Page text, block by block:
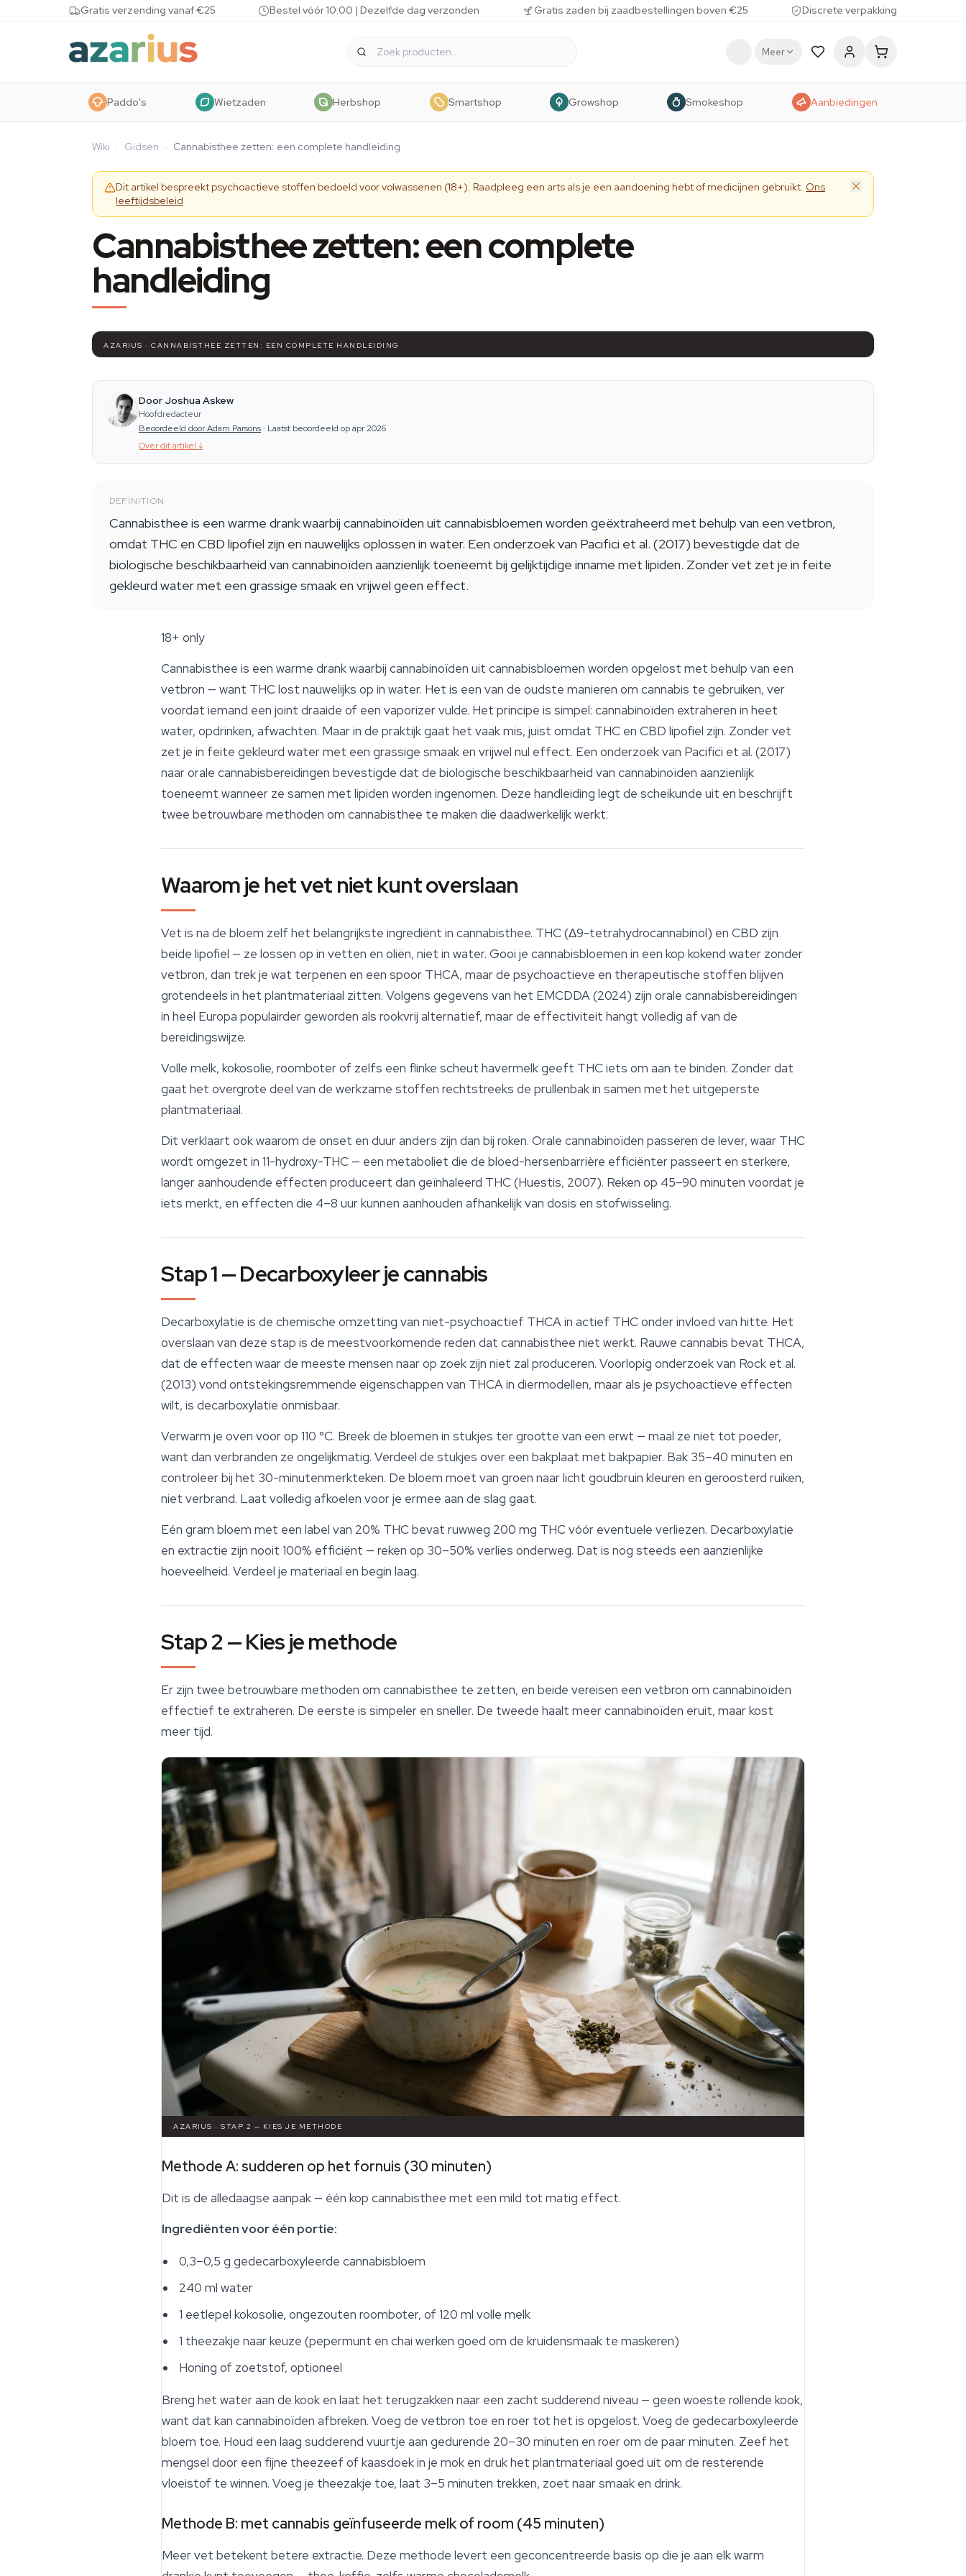
Skip to content Gratis verzending vanaf €25 Bestel vóór 10:00 | Dezelfde dag verzonden Gratis zaden bij zaadbestellingen boven €25 Discrete verpakking
Meer
Paddo's Wietzaden Herbshop Smartshop Growshop Smokeshop Aanbiedingen
Wiki · Gidsen · Cannabisthee zetten: een complete handleiding
Dit artikel bespreekt psychoactieve stoffen bedoeld voor volwassenen (18+). Raadpleeg een arts als je een aandoening hebt of medicijnen gebruikt. Ons
leeftijdsbeleid
Cannabisthee zetten: een complete
handleiding
AZARIUS · CANNABISTHEE ZETTEN: EEN COMPLETE HANDLEIDING
Door Joshua Askew
Hoofdredacteur
Beoordeeld door Adam Parsons · Laatst beoordeeld op apr 2026
Over dit artikel ↓
DEFINITION
Cannabisthee is een warme drank waarbij cannabinoïden uit cannabisbloemen worden geëxtraheerd met behulp van een vetbron,
omdat THC en CBD lipofiel zijn en nauwelijks oplossen in water. Een onderzoek van Pacifici et al. (2017) bevestigde dat de
biologische beschikbaarheid van cannabinoïden aanzienlijk toeneemt bij gelijktijdige inname met lipiden. Zonder vet zet je in feite
gekleurd water met een grassige smaak en vrijwel geen effect.
18+ only
Cannabisthee is een warme drank waarbij cannabinoïden uit cannabisbloemen worden opgelost met behulp van een
vetbron — want THC lost nauwelijks op in water. Het is een van de oudste manieren om cannabis te gebruiken, ver
voordat iemand een joint draaide of een vaporizer vulde. Het principe is simpel: cannabinoïden extraheren in heet
water, opdrinken, afwachten. Maar in de praktijk gaat het vaak mis, juist omdat THC en CBD lipofiel zijn. Zonder vet
zet je in feite gekleurd water met een grassige smaak en vrijwel nul effect. Een onderzoek van Pacifici et al. (2017)
naar orale cannabisbereidingen bevestigde dat de biologische beschikbaarheid van cannabinoïden aanzienlijk
toeneemt wanneer ze samen met lipiden worden ingenomen. Deze handleiding legt de scheikunde uit en beschrijft
twee betrouwbare methoden om cannabisthee te maken die daadwerkelijk werkt.
Waarom je het vet niet kunt overslaan
Vet is na de bloem zelf het belangrijkste ingrediënt in cannabisthee. THC (Δ9-tetrahydrocannabinol) en CBD zijn
beide lipofiel — ze lossen op in vetten en oliën, niet in water. Gooi je cannabisbloemen in een kop kokend water zonder
vetbron, dan trek je wat terpenen en een spoor THCA, maar de psychoactieve en therapeutische stoffen blijven
grotendeels in het plantmateriaal zitten. Volgens gegevens van het EMCDDA (2024) zijn orale cannabisbereidingen
in heel Europa populairder geworden als rookvrij alternatief, maar de effectiviteit hangt volledig af van de
bereidingswijze.
Volle melk, kokosolie, roomboter of zelfs een flinke scheut havermelk geeft THC iets om aan te binden. Zonder dat
gaat het overgrote deel van de werkzame stoffen rechtstreeks de prullenbak in samen met het uitgeperste
plantmateriaal.
Dit verklaart ook waarom de onset en duur anders zijn dan bij roken. Orale cannabinoïden passeren de lever, waar THC
wordt omgezet in 11-hydroxy-THC — een metaboliet die de bloed-hersenbarrière efficiënter passeert en sterkere,
langer aanhoudende effecten produceert dan geïnhaleerd THC (Huestis, 2007). Reken op 45–90 minuten voordat je
iets merkt, en effecten die 4–8 uur kunnen aanhouden afhankelijk van dosis en stofwisseling.
Stap 1 — Decarboxyleer je cannabis
Decarboxylatie is de chemische omzetting van niet-psychoactief THCA in actief THC onder invloed van hitte. Het
overslaan van deze stap is de meestvoorkomende reden dat cannabisthee niet werkt. Rauwe cannabis bevat THCA,
dat de effecten waar de meeste mensen naar op zoek zijn niet zal produceren. Voorlopig onderzoek van Rock et al.
(2013) vond ontstekingsremmende eigenschappen van THCA in diermodellen, maar als je psychoactieve effecten
wilt, is decarboxylatie onmisbaar.
Verwarm je oven voor op 110 °C. Breek de bloemen in stukjes ter grootte van een erwt — maal ze niet tot poeder,
want dan verbranden ze ongelijkmatig. Verdeel de stukjes over een bakplaat met bakpapier. Bak 35–40 minuten en
controleer bij het 30-minutenmerkteken. De bloem moet van groen naar licht goudbruin kleuren en geroosterd ruiken,
niet verbrand. Laat volledig afkoelen voor je ermee aan de slag gaat.
Eén gram bloem met een label van 20% THC bevat ruwweg 200 mg THC vóór eventuele verliezen. Decarboxylatie
en extractie zijn nooit 100% efficiënt — reken op 30–50% verlies onderweg. Dat is nog steeds een aanzienlijke
hoeveelheid. Verdeel je materiaal en begin laag.
Stap 2 — Kies je methode
Er zijn twee betrouwbare methoden om cannabisthee te zetten, en beide vereisen een vetbron om cannabinoïden
effectief te extraheren. De eerste is simpeler en sneller. De tweede haalt meer cannabinoïden eruit, maar kost
meer tijd.
AZARIUS · STAP 2 — KIES JE METHODE
Methode A: sudderen op het fornuis (30 minuten)
Dit is de alledaagse aanpak — één kop cannabisthee met een mild tot matig effect.
Ingrediënten voor één portie:
0,3–0,5 g gedecarboxyleerde cannabisbloem
240 ml water
1 eetlepel kokosolie, ongezouten roomboter, of 120 ml volle melk
1 theezakje naar keuze (pepermunt en chai werken goed om de kruidensmaak te maskeren)
Honing of zoetstof, optioneel
Breng het water aan de kook en laat het terugzakken naar een zacht sudderend niveau — geen woeste rollende kook,
want dat kan cannabinoïden afbreken. Voeg de vetbron toe en roer tot het is opgelost. Voeg de gedecarboxyleerde
bloem toe. Houd een laag sudderend vuurtje aan gedurende 20–30 minuten en roer om de paar minuten. Zeef het
mengsel door een fijne theezeef of kaasdoek in je mok en druk het plantmateriaal goed uit om de resterende
vloeistof te winnen. Voeg je theezakje toe, laat 3–5 minuten trekken, zoet naar smaak en drink.
Methode B: met cannabis geïnfuseerde melk of room (45 minuten)
Meer vet betekent betere extractie. Deze methode levert een geconcentreerde basis op die je aan elk warm